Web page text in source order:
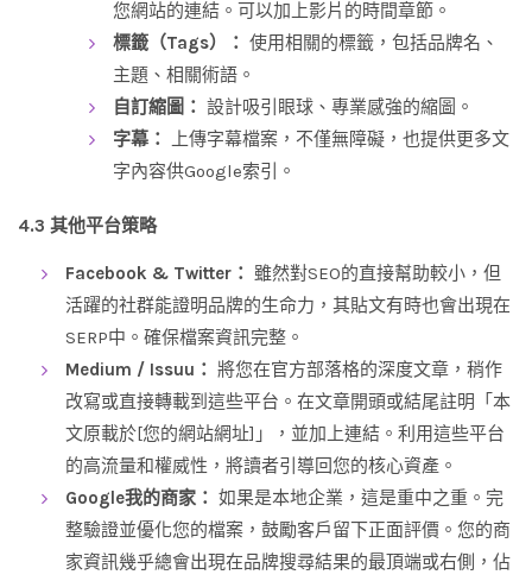
您網站的連結。可以加上影片的時間章節。
標籤（Tags）： 使用相關的標籤，包括品牌名、
主題、相關術語。
自訂縮圖： 設計吸引眼球、專業感強的縮圖。
字幕：
上傳字幕檔案，不僅無障礙，也提供更多文
字內容供Google索引。
4.3 其他平台策略
Facebook & Twitter： 雖然對SEO的直接幫助較小，但
活躍的社群能證明品牌的生命力，其貼文有時也會出現在
SERP中。確保檔案資訊完整。
Medium / Issuu： 將您在官方部落格的深度文章，稍作
改寫或直接轉載到這些平台。在文章開頭或結尾註明「本
文原載於[您的網站網址]」，並加上連結。利用這些平台
的高流量和權威性，將讀者引導回您的核心資產。
Google我的商家： 如果是本地企業，這是重中之重。完
整驗證並優化您的檔案，鼓勵客戶留下正面評價。您的商
家資訊幾乎總會出現在品牌搜尋結果的最頂端或右側，佔